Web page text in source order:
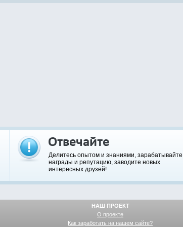
Делитесь опытом и знаниями, зарабатывайте
награды и репутацию, заводите новых
интересных друзей!
НАШ ПРОЕКТ
О проекте
Как заработать на нашем сайте?